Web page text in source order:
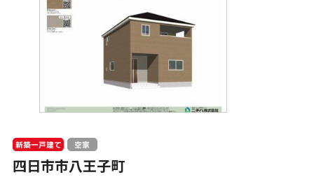
新築一戸建て 空家
四日市市八王子町